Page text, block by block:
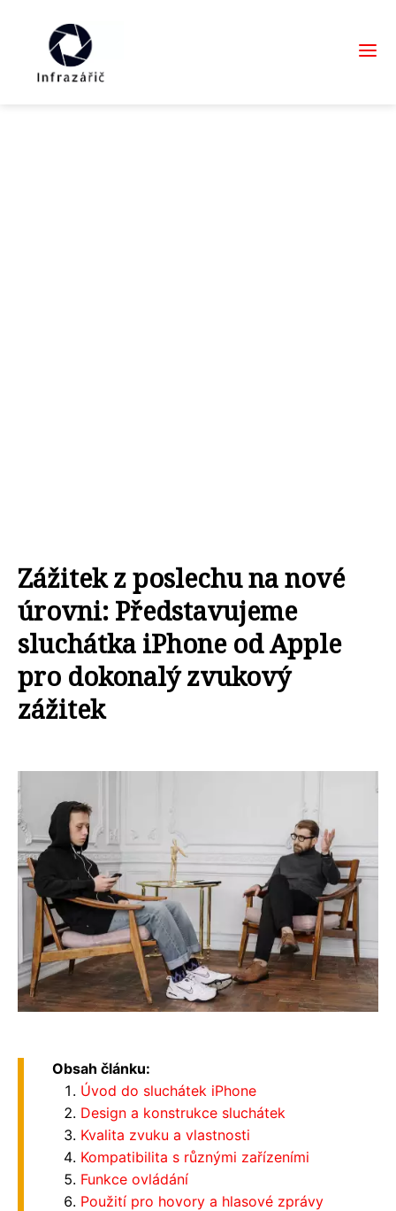
Zážitek z poslechu na nové
úrovni: Představujeme
sluchátka iPhone od Apple
pro dokonalý zvukový
zážitek
Obsah článku:
Úvod do sluchátek iPhone
Design a konstrukce sluchátek
Kvalita zvuku a vlastnosti
Kompatibilita s různými zařízeními
Funkce ovládání
Použití pro hovory a hlasové zprávy